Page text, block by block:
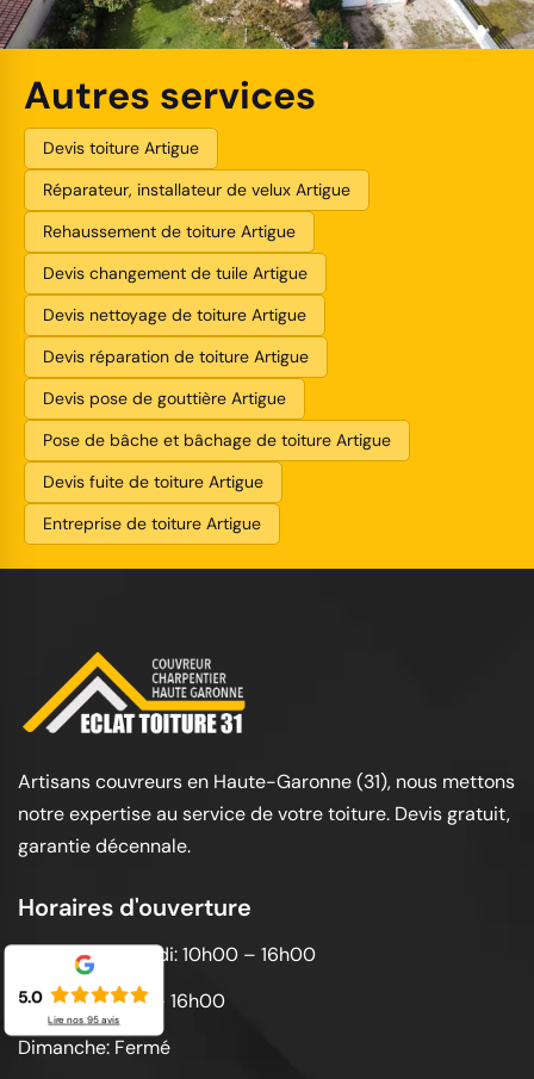
Autres services
Devis toiture Artigue
Réparateur, installateur de velux Artigue
Rehaussement de toiture Artigue
Devis changement de tuile Artigue
Devis nettoyage de toiture Artigue
Devis réparation de toiture Artigue
Devis pose de gouttière Artigue
Pose de bâche et bâchage de toiture Artigue
Devis fuite de toiture Artigue
Entreprise de toiture Artigue
Artisans couvreurs en Haute-Garonne (31), nous mettons
notre expertise au service de votre toiture. Devis gratuit,
garantie décennale.
Horaires d'ouverture
Lundi au vendredi: 10h00 – 16h00
Samedi: 10h00 – 16h00
Dimanche: Fermé
5.0
Lire nos 95avis